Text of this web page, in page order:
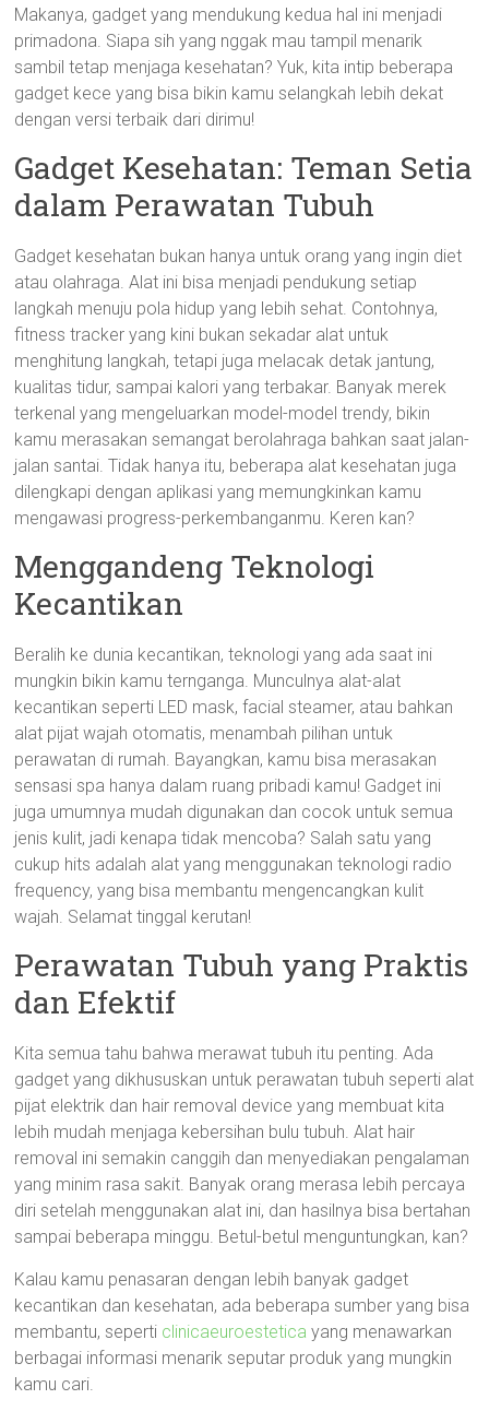
Makanya, gadget yang mendukung kedua hal ini menjadi
primadona. Siapa sih yang nggak mau tampil menarik
sambil tetap menjaga kesehatan? Yuk, kita intip beberapa
gadget kece yang bisa bikin kamu selangkah lebih dekat
dengan versi terbaik dari dirimu!
Gadget Kesehatan: Teman Setia
dalam Perawatan Tubuh
Gadget kesehatan bukan hanya untuk orang yang ingin diet
atau olahraga. Alat ini bisa menjadi pendukung setiap
langkah menuju pola hidup yang lebih sehat. Contohnya,
fitness tracker yang kini bukan sekadar alat untuk
menghitung langkah, tetapi juga melacak detak jantung,
kualitas tidur, sampai kalori yang terbakar. Banyak merek
terkenal yang mengeluarkan model-model trendy, bikin
kamu merasakan semangat berolahraga bahkan saat jalan-
jalan santai. Tidak hanya itu, beberapa alat kesehatan juga
dilengkapi dengan aplikasi yang memungkinkan kamu
mengawasi progress-perkembanganmu. Keren kan?
Menggandeng Teknologi
Kecantikan
Beralih ke dunia kecantikan, teknologi yang ada saat ini
mungkin bikin kamu ternganga. Munculnya alat-alat
kecantikan seperti LED mask, facial steamer, atau bahkan
alat pijat wajah otomatis, menambah pilihan untuk
perawatan di rumah. Bayangkan, kamu bisa merasakan
sensasi spa hanya dalam ruang pribadi kamu! Gadget ini
juga umumnya mudah digunakan dan cocok untuk semua
jenis kulit, jadi kenapa tidak mencoba? Salah satu yang
cukup hits adalah alat yang menggunakan teknologi radio
frequency, yang bisa membantu mengencangkan kulit
wajah. Selamat tinggal kerutan!
Perawatan Tubuh yang Praktis
dan Efektif
Kita semua tahu bahwa merawat tubuh itu penting. Ada
gadget yang dikhususkan untuk perawatan tubuh seperti alat
pijat elektrik dan hair removal device yang membuat kita
lebih mudah menjaga kebersihan bulu tubuh. Alat hair
removal ini semakin canggih dan menyediakan pengalaman
yang minim rasa sakit. Banyak orang merasa lebih percaya
diri setelah menggunakan alat ini, dan hasilnya bisa bertahan
sampai beberapa minggu. Betul-betul menguntungkan, kan?
Kalau kamu penasaran dengan lebih banyak gadget
kecantikan dan kesehatan, ada beberapa sumber yang bisa
membantu, seperti clinicaeuroestetica yang menawarkan
berbagai informasi menarik seputar produk yang mungkin
kamu cari.